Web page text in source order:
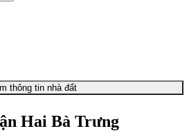
thông tin nhà đất
Hai Bà Trưng